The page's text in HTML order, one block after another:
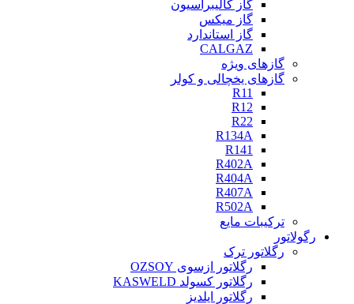
گاز کالیبراسیون
گاز میکس
گاز استاندارد
CALGAZ
گازهای ویژه
گازهای یخچالی و کولر
R11
R12
R22
R134A
R141
R402A
R404A
R407A
R502A
ترکیبات مایع
رگولاتور
رگلاتور ترک
رگلاتور ازسوی OZSOY
رگلاتور کسولد KASWELD
رگلاتور ایلدیز